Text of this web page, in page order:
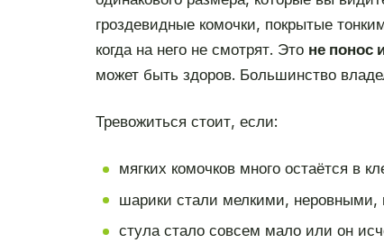
гроздевидные комочки, покрытые
когда на него не смотрят. Это не понос
может быть здоров. Большинство
Тревожиться стоит, если:
мягких комочков много остаётся в
шарики стали мелкими, неровными,
стула стало совсем мало или он